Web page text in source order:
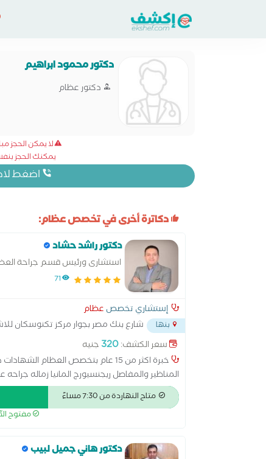
دكتور محمود ابراهيم
دكتور عظام
لا يمكن الحجز
يمكنك الحجز
اضغط
دكاترة أخرى في تخصص عظام:
دكتور راشد حشاد
استشارى ورئيس قسم جراحة
71
إستشاري تخصص عظام
بنها شارع بنك مصر بجوار مركز تكنوسكان
سعر الكشف:320 جنيه
خبرة اكثر من 15 عام بتخصص العظام
المناظير والمفاصل ريجنسيورج المانيا زماله
الاطفال
متاح النهاردة من 7:30 مساءً
مفتوح
دكتور هاني جميل لبيب